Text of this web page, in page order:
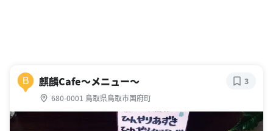
B 麒麟Cafe〜メニュー〜
680-0001 鳥取県鳥取市国府町
3